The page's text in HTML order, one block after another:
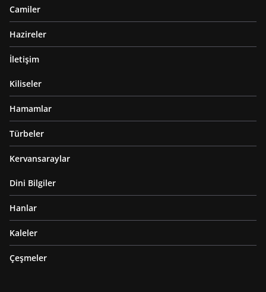
Camiler
Hazireler
İletişim
Kiliseler
Hamamlar
Türbeler
Kervansaraylar
Dini Bilgiler
Hanlar
Kaleler
Çeşmeler